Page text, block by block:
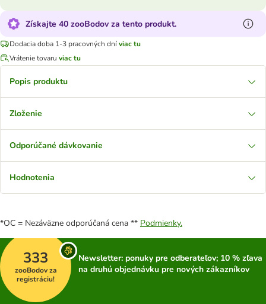
Získajte 40 zooBodov za tento produkt.
Dodacia doba 1-3 pracovných dníviac tu
Vrátenie tovaru viac tu
Popis produktu
Zloženie
Odporúčané dávkovanie
Hodnotenia
*OC = Nezáväzne odporúčaná cena ** Podmienky.
333
zooBodov za
registráciu!
Newsletter: ponuky pre odberateľov; 10 % zľava
na druhú objednávku pre nových zákazníkov